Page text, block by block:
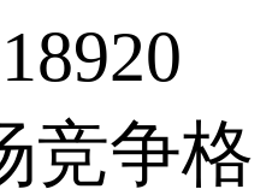
竞争格